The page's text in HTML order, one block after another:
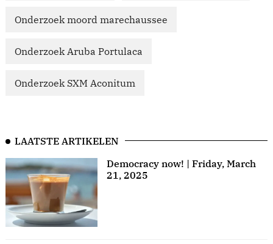
Onderzoek moord marechaussee
Onderzoek Aruba Portulaca
Onderzoek SXM Aconitum
LAATSTE ARTIKELEN
Democracy now! | Friday, March
21, 2025